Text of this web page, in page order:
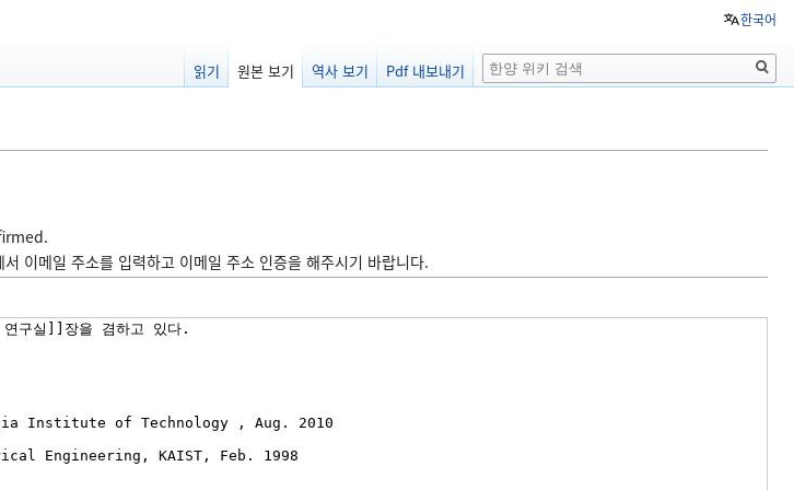
서 이메일 주소를 입력하고 이메일 주소 인증을 해주시기 바랍니다.
한국어
읽기 원본 보기 역사 보기 Pdf 내보내기
검
색